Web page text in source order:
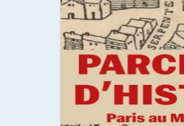
Parcelles
Comment le Moyen
ville de Paris ? Les